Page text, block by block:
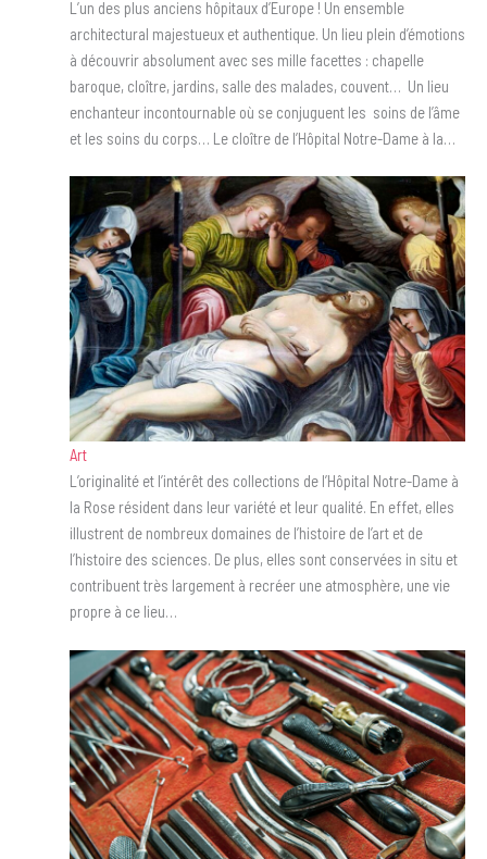
L’un des plus anciens hôpitaux d’Europe ! Un ensemble
architectural majestueux et authentique. Un lieu plein d’émotions
à découvrir absolument avec ses mille facettes : chapelle
baroque, cloître, jardins, salle des malades, couvent… Un lieu
enchanteur incontournable où se conjuguent les soins de l’âme
et les soins du corps… Le cloître de l’Hôpital Notre-Dame à la…
Art
L’originalité et l’intérêt des collections de l’Hôpital Notre-Dame à
la Rose résident dans leur variété et leur qualité. En effet, elles
illustrent de nombreux domaines de l’histoire de l’art et de
l’histoire des sciences. De plus, elles sont conservées in situ et
contribuent très largement à recréer une atmosphère, une vie
propre à ce lieu…